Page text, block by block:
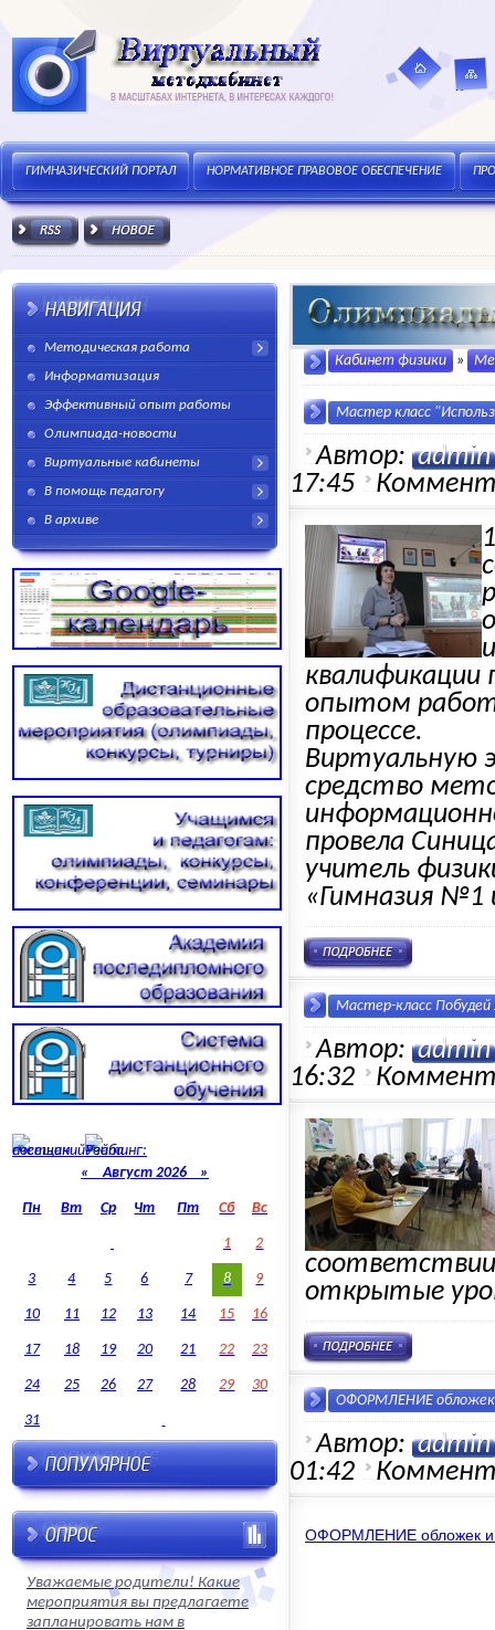
Виртуальный методический кабинет. В
маштабах интернета, в интересах каждого!
портал
сайта
ГИМНАЗИЧЕСКИЙ ПОРТАЛ НОРМАТИВНОE ПРАВОВОЕ ОБЕСПЕЧЕНИЕ
Методическая работа
Информатизация
Эффективный опыт работы
Олимпиада-новости
Виртуальные кабинеты
В помощь педагогу
В архиве
« Август 2026 »
Пн Вт Ср Чт Пт Сб Вс
1 2
3 4 5 6 7 8 9
10 11 12 13 14 15 16
17 18 19 20 21 22 23
24 25 26 27 28 29 30
31
Уважаемые родители! Какие
мероприятия вы предлагаете
запланировать нам в
Кабинет физики »
Мастер класс
Автор: admin
17:45
квалификации
опытом
процессе.
Виртуальную
средство
провела
учитель
«Гимназия №1
Мастер-класс Побудей
Автор: admin
16:32
открытые
ОФОРМЛЕНИЕ обложек
Автор: admin
01:42
ОФОРМЛЕНИЕ обложек и